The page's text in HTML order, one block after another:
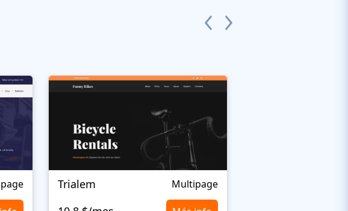
Trialem Multipage